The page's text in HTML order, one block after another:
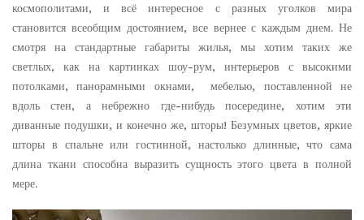
космополитами, и всё интересное с разных уголков мира
становится всеобщим достоянием, все вернее с каждым днем. Не
смотря на стандартные габариты жилья, мы хотим таких же
светлых, как на картинках шоу-рум, интерьеров с высокими
потолками, панорамными окнами, мебелью, поставленной не
вдоль стен, а небрежно где-нибудь посередине, хотим эти
диванные подушки, и конечно же, шторы! Безумных цветов, яркие
шторы в спальне или гостинной, настолько длинные, что сама
длина ткани способна выразить сущность этого цвета в полной
мере.